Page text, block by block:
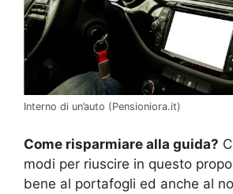
Interno di un’auto (Pensioniora.it)
Come risparmiare alla guida?
modi per riuscire in questo
bene al portafogli ed anche al